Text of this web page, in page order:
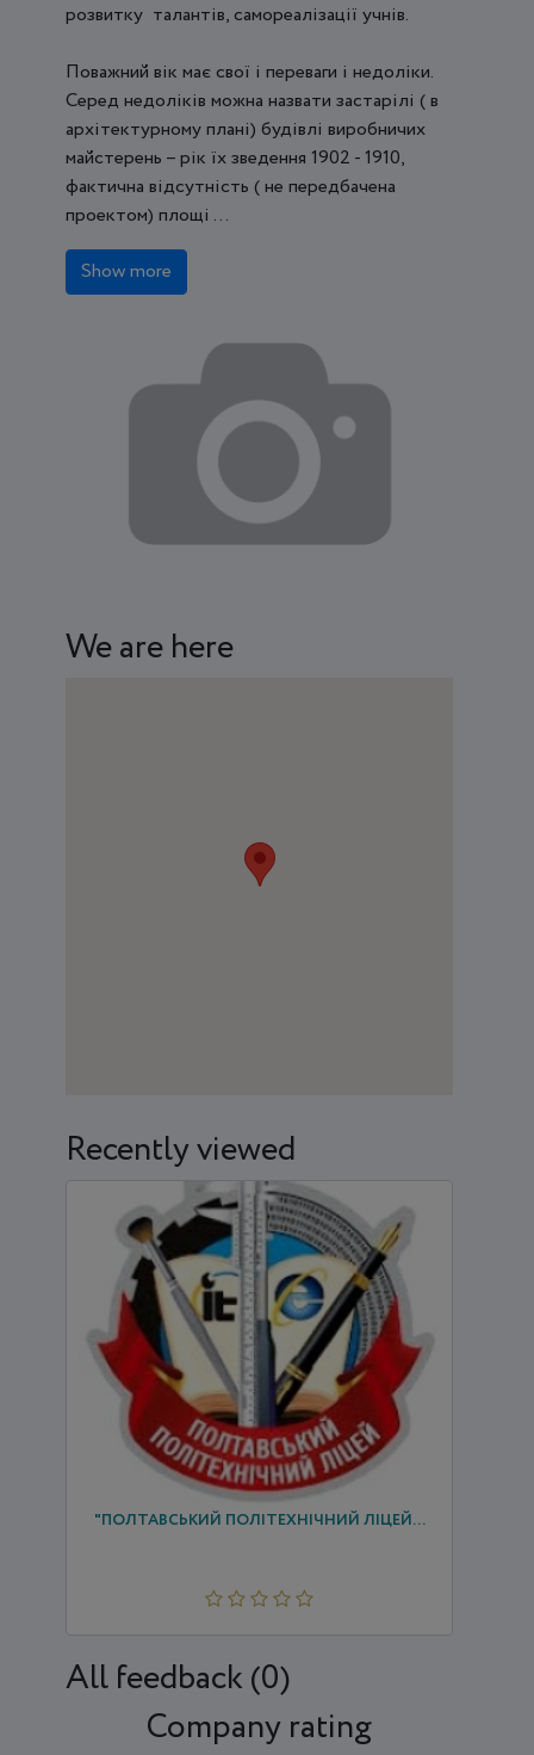
розвитку талантів, самореалізації учнів.
Поважний вік має свої і переваги і недоліки.
Серед недоліків можна назвати застарілі ( в
архітектурному плані) будівлі виробничих
майстерень – рік їх зведення 1902 - 1910,
фактична відсутність ( не передбачена
проектом) площі ...
Show more
We are here
Recently viewed
ДЕРЖАВНИЙ НАВЧАЛЬНИЙ ЗАКЛАД
"ПОЛТАВСЬКИЙ ПОЛІТЕХНІЧНИЙ ЛІЦЕЙ...
All feedback (0)
Company rating